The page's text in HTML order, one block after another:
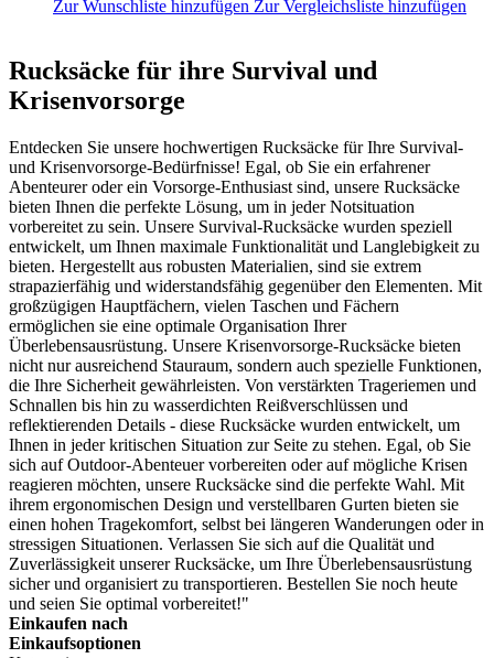
Zur Wunschliste hinzufügen Zur Vergleichsliste hinzufügen
Rucksäcke für ihre Survival und
Krisenvorsorge
Entdecken Sie unsere hochwertigen Rucksäcke für Ihre Survival-
und Krisenvorsorge-Bedürfnisse! Egal, ob Sie ein erfahrener
Abenteurer oder ein Vorsorge-Enthusiast sind, unsere Rucksäcke
bieten Ihnen die perfekte Lösung, um in jeder Notsituation
vorbereitet zu sein. Unsere Survival-Rucksäcke wurden speziell
entwickelt, um Ihnen maximale Funktionalität und Langlebigkeit zu
bieten. Hergestellt aus robusten Materialien, sind sie extrem
strapazierfähig und widerstandsfähig gegenüber den Elementen. Mit
großzügigen Hauptfächern, vielen Taschen und Fächern
ermöglichen sie eine optimale Organisation Ihrer
Überlebensausrüstung. Unsere Krisenvorsorge-Rucksäcke bieten
nicht nur ausreichend Stauraum, sondern auch spezielle Funktionen,
die Ihre Sicherheit gewährleisten. Von verstärkten Trageriemen und
Schnallen bis hin zu wasserdichten Reißverschlüssen und
reflektierenden Details - diese Rucksäcke wurden entwickelt, um
Ihnen in jeder kritischen Situation zur Seite zu stehen. Egal, ob Sie
sich auf Outdoor-Abenteuer vorbereiten oder auf mögliche Krisen
reagieren möchten, unsere Rucksäcke sind die perfekte Wahl. Mit
ihrem ergonomischen Design und verstellbaren Gurten bieten sie
einen hohen Tragekomfort, selbst bei längeren Wanderungen oder in
stressigen Situationen. Verlassen Sie sich auf die Qualität und
Zuverlässigkeit unserer Rucksäcke, um Ihre Überlebensausrüstung
sicher und organisiert zu transportieren. Bestellen Sie noch heute
und seien Sie optimal vorbereitet!"
Einkaufen nach
Einkaufsoptionen